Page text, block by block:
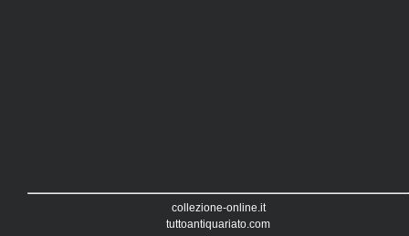
collezione-online.it
tuttoantiquariato.com